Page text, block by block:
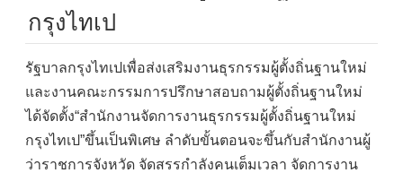
กรุงไทเป
รัฐบาลกรุงไทเปเพื่อส่งเสริมงานธุรกรรมผู้ตั้งถิ่นฐานใหม่
และงานคณะกรรมการปรึกษาสอบถามผู้ตั้งถิ่นฐานใหม่
ได้จัดตั้ง“สำนักงานจัดการงานธุรกรรมผู้ตั้งถิ่นฐานใหม่
กรุงไทเป”ขึ้นเป็นพิเศษ ลำดับขั้นตอนจะขึ้นกับสำนักงานผู้
ว่าราชการจังหวัด จัดสรรกำลังคนเต็มเวลา จัดการงาน